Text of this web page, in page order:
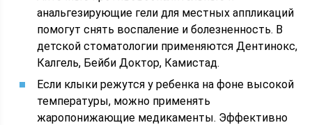
анальгезирующие гели для местных аппликаций
помогут снять воспаление и болезненность. В
детской стоматологии применяются Дентинокс,
Калгель, Бейби Доктор, Камистад.
Если клыки режутся у ребенка на фоне высокой
температуры, можно применять
жаропонижающие медикаменты. Эффективно